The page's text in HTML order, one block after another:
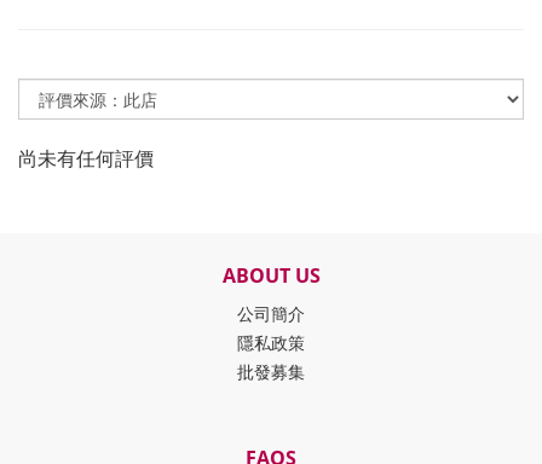
尚未有任何評價
ABOUT US
公司簡介
隱私政策
批發募集
FAQS